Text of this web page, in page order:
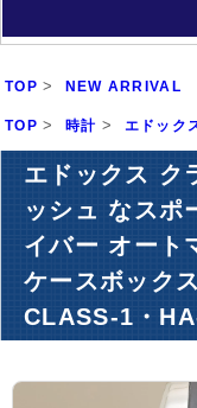
買いたい
サポート
新着リスト
価格の交渉
カレンダープライス
TOP > NEW ARRIVAL
TOP > 時計 > エドック
エドックス ク
ッシュ なスポ
イバー オート
ケースボック
CLASS-1・